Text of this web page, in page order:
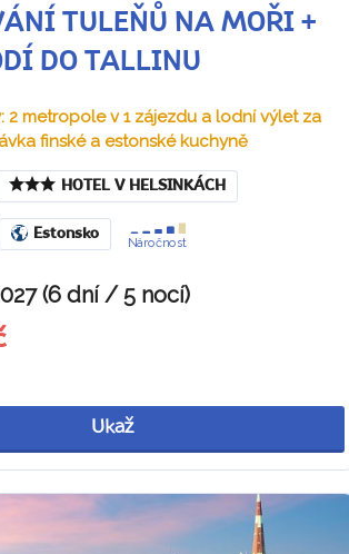
TULEŇŮ NA MOŘI +
DO TALLINU
2 metropole v 1 zájezdu a lodní výlet za
finské a estonské kuchyně
HOTEL V HELSINKÁCH
Estonsko
Náročnost
(6 dní / 5 nocí)
Ukaž